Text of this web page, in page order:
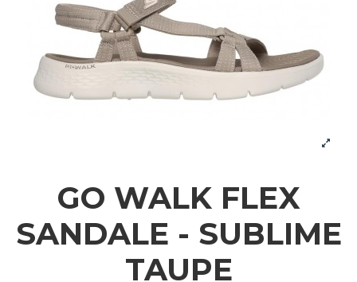
GO WALK FLEX
SANDALE - SUBLIME
TAUPE